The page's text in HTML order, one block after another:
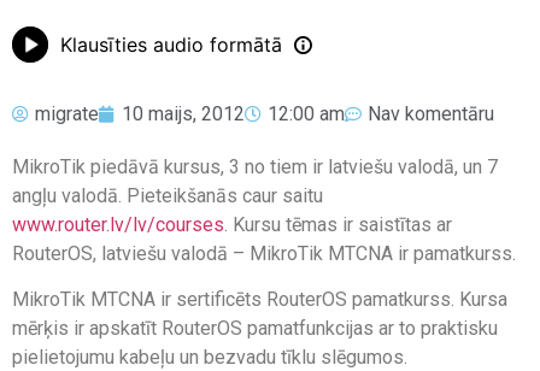
Klausīties audio formātā
migrate 10 maijs, 2012 12:00 am Nav komentāru
MikroTik piedāvā kursus, 3 no tiem ir latviešu valodā, un 7
angļu valodā. Pieteikšanās caur saitu
www.router.lv/lv/courses. Kursu tēmas ir saistītas ar
RouterOS, latviešu valodā – MikroTik MTCNA ir pamatkurss.
MikroTik MTCNA ir sertificēts RouterOS pamatkurss. Kursa
mērķis ir apskatīt RouterOS pamatfunkcijas ar to praktisku
pielietojumu kabeļu un bezvadu tīklu slēgumos.